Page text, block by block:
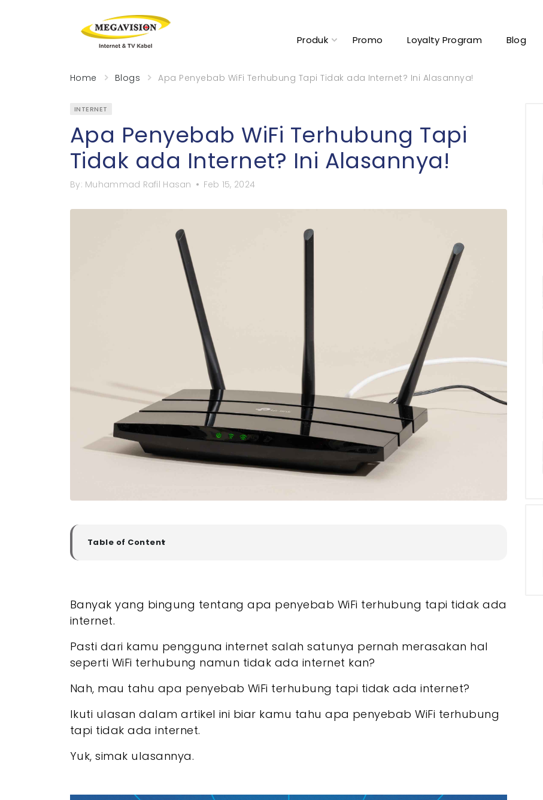
Produk Promo Loyalty Program Blog
Home Blogs Apa Penyebab WiFi Terhubung Tapi Tidak ada Internet? Ini Alasannya!
INTERNET
Apa Penyebab WiFi Terhubung Tapi
Tidak ada Internet? Ini Alasannya!
By: Muhammad Rafil Hasan Feb 15, 2024
Table of Content
▼
- 2. Masalah Yang Ada Pada Router atau Modem
- 3. Permasalahan yang Ada di Konfigurasi DNS
- 5. Layanan yang Digunakan Memiliki Batasan
- Cara Mengatasi WiFi Terhubung Tidak ada Internet
- 2. Restart Perangkat WiFi atau Perangkat Penerima Sinyal WiFi
- 3. Memperbarui Alamat IP
- Akhir Kata
Banyak yang bingung tentang apa penyebab WiFi terhubung tapi tidak ada
internet.
Pasti dari kamu pengguna internet salah satunya pernah merasakan hal
seperti WiFi terhubung namun tidak ada internet kan?
Nah, mau tahu apa penyebab WiFi terhubung tapi tidak ada internet?
Ikuti ulasan dalam artikel ini biar kamu tahu apa penyebab WiFi terhubung
tapi tidak ada internet.
Yuk, simak ulasannya.